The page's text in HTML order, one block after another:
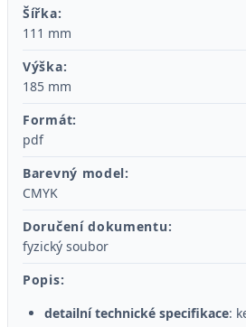
Šířka:
111 mm
Výška:
185 mm
Formát:
pdf
Barevný model:
CMYK
Doručení dokumentu:
fyzický soubor
Popis:
detailní technické specifikace: